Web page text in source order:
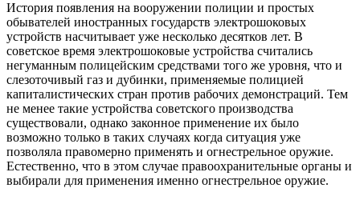
История появления на вооружении полиции и простых
обывателей иностранных государств электрошоковых
устройств насчитывает уже несколько десятков лет. В
советское время электрошоковые устройства считались
негуманным полицейским средствами того же уровня, что и
слезоточивый газ и дубинки, применяемые полицией
капиталистических стран против рабочих демонстраций. Тем
не менее такие устройства советского производства
существовали, однако законное применение их было
возможно только в таких случаях когда ситуация уже
позволяла правомерно применять и огнестрельное оружие.
Естественно, что в этом случае правоохранительные органы и
выбирали для применения именно огнестрельное оружие.